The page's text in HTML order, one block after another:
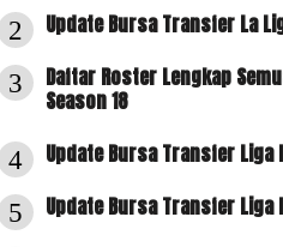
2 Update Bursa Transfer La
3
Daftar Roster Lengkap
Season 18
4 Update Bursa Transfer
5 Update Bursa Transfer